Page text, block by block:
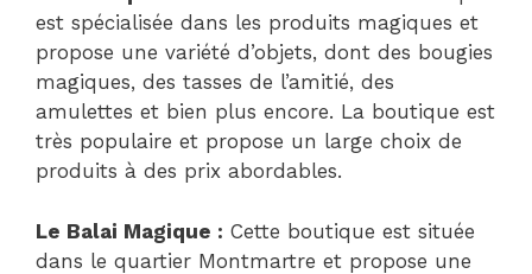
est spécialisée dans les produits magiques et
propose une variété d’objets, dont des bougies
magiques, des tasses de l’amitié, des
amulettes et bien plus encore. La boutique est
très populaire et propose un large choix de
produits à des prix abordables.
Le Balai Magique : Cette boutique est située
dans le quartier Montmartre et propose une